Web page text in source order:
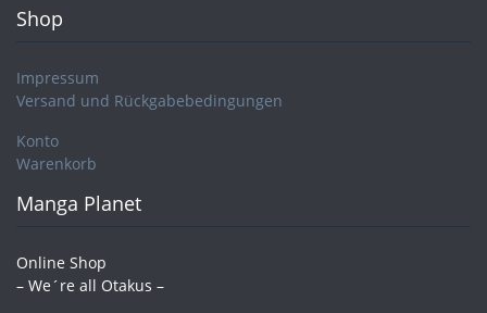
Shop
Impressum
Versand und Rückgabebedingungen
Konto
Warenkorb
Manga Planet
Online Shop
– We´re all Otakus –